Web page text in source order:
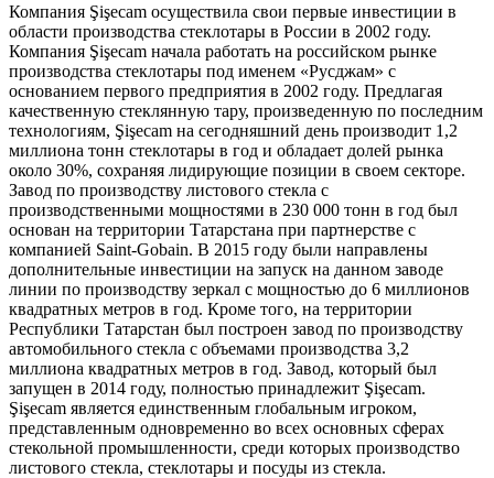
Компания Şişecam осуществила свои первые инвестиции в
области производства стеклотары в России в 2002 году.
Компания Şişecam начала работать на российском рынке
производства стеклотары под именем «Русджам» с
основанием первого предприятия в 2002 году. Предлагая
качественную стеклянную тару, произведенную по последним
технологиям, Şişecam на сегодняшний день производит 1,2
миллиона тонн стеклотары в год и обладает долей рынка
около 30%, сохраняя лидирующие позиции в своем секторе.
Завод по производству листового стекла с
производственными мощностями в 230 000 тонн в год был
основан на территории Татарстана при партнерстве с
компанией Saint-Gobain. В 2015 году были направлены
дополнительные инвестиции на запуск на данном заводе
линии по производству зеркал с мощностью до 6 миллионов
квадратных метров в год. Кроме того, на территории
Республики Татарстан был построен завод по производству
автомобильного стекла с объемами производства 3,2
миллиона квадратных метров в год. Завод, который был
запущен в 2014 году, полностью принадлежит Şişecam.
Şişecam является единственным глобальным игроком,
представленным одновременно во всех основных сферах
стекольной промышленности, среди которых производство
листового стекла, стеклотары и посуды из стекла.